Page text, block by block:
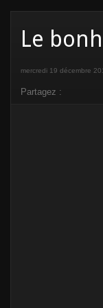
Le
mercredi 19 décembre
Partagez :